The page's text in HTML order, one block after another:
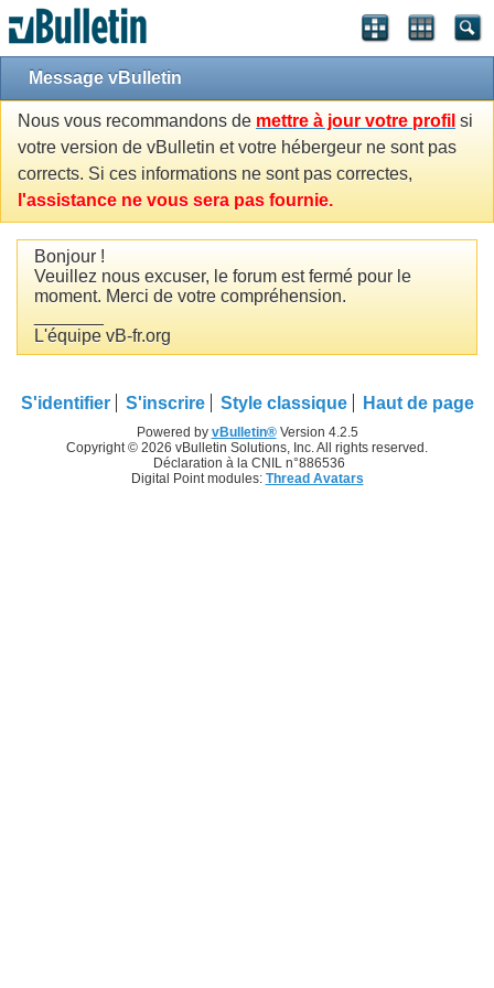
Message vBulletin
Nous vous recommandons de mettre à jour votre profil si
votre version de vBulletin et votre hébergeur ne sont pas
corrects. Si ces informations ne sont pas correctes,
l'assistance ne vous sera pas fournie.
Bonjour !
Veuillez nous excuser, le forum est fermé pour le
moment. Merci de votre compréhension.
L'équipe vB-fr.org
S'identifier S'inscrire Style classique Haut de page
Powered by vBulletin®Version 4.2.5
Copyright © 2026 vBulletin Solutions, Inc. All rights reserved.
Déclaration à la CNIL n°886536
Digital Point modules: Thread Avatars